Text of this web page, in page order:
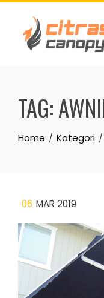
Skip
content
TAG:
Home Kategori
06 MAR 2019